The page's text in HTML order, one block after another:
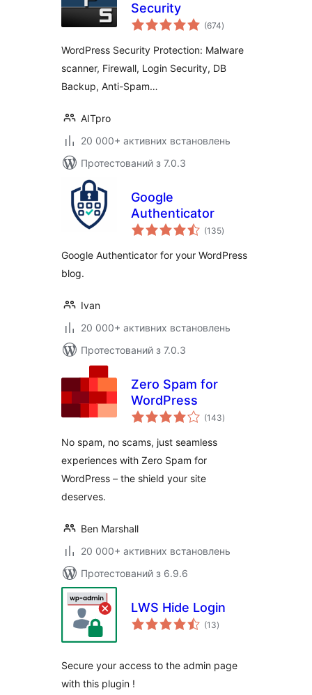
Security
(674загальний
рейтинг
)
WordPress Security Protection: Malware
scanner, Firewall, Login Security, DB
Backup, Anti-Spam…
AITpro
20 000+ активних встановлень
Протестований з 7.0.3
Google
Authenticator
(135загальний
рейтинг
)
Google Authenticator for your WordPress
blog.
Ivan
20 000+ активних встановлень
Протестований з 7.0.3
Zero Spam for
WordPress
(143загальний
рейтинг
)
No spam, no scams, just seamless
experiences with Zero Spam for
WordPress – the shield your site
deserves.
Ben Marshall
20 000+ активних встановлень
Протестований з 6.9.6
LWS Hide Login
(13загальний
рейтинг
)
Secure your access to the admin page
with this plugin !